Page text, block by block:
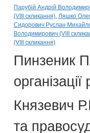
Парубій Андрій
(VIII скликання) Ляшко
Сидорович Руслан
Володимирович (VIII
(VIII скликання)
Пинзеник
Князевич
та